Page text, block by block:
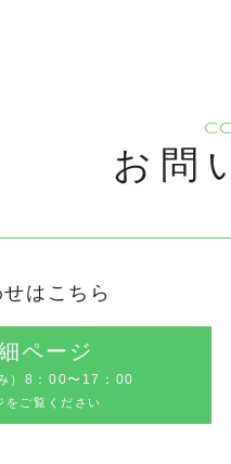
お問
はこちら
ページ
）8：00〜17：00
ご覧ください